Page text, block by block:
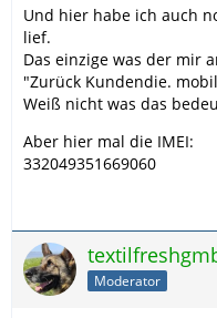
Und hier habe ich auch
lief.
Das einzige was der mir
"Zurück Kundendie.
Weiß nicht was das
Aber hier mal die IMEI:
332049351669060
Moderator